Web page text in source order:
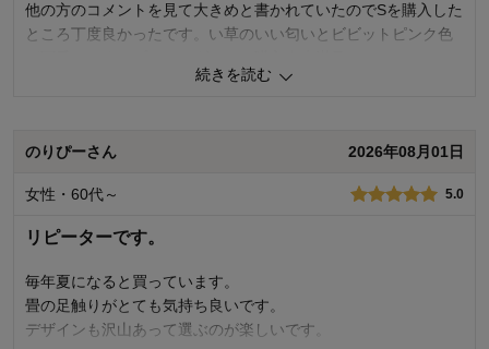
購入商品： イエロー（アジサイ）, Ｍ
使用場所： リビング、ダイニング、玄関・廊下
購入のきっかけ：
商品を使う人：
自分
他の方のコメントを見て大きめと書かれていたのでSを購入した
ところ丁度良かったです。い草のいい匂いとビビットピンク色
ています。ふかふかな感じもグッドでした。
デザイン・色
購入商品：
使用場所： キッチン
購入のきっかけ：
ネットで見つけて
商品を使う人： 自分
続きを読む
のりぴーさん 2026年08月01日
女性・60代～ 5.0
リピーターです。
毎年夏になると買っています。
畳の足触りがとても気持ち良いです。
デザインも沢山あって選ぶのが楽しいです。